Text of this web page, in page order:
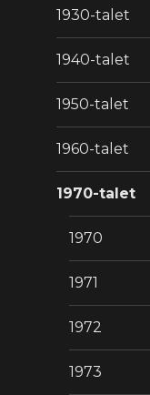
1930-talet
1940-talet
1950-talet
1960-talet
1970-talet
1970
1971
1972
1973